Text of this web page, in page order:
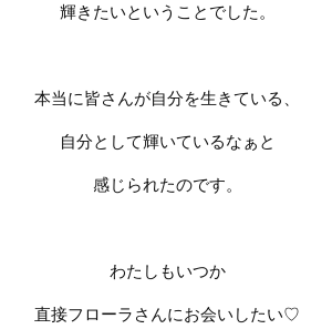
輝きたいということでした。
本当に皆さんが自分を生きている、
自分として輝いているなぁと
感じられたのです。
わたしもいつか
直接フローラさんにお会いしたい♡